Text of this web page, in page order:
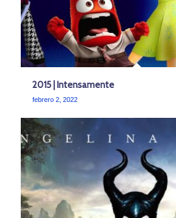
2015 | Intensamente
febrero 2, 2022